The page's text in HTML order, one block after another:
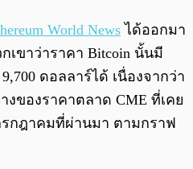
World News ได้ออกมา
เขาว่าราคา Bitcoin นั้นมี
ดอลลาร์ได้ เนื่องจากว่า
งของราคาตลาด CME ที่เคย
กฎาคมที่ผ่านมา ตามกราฟ